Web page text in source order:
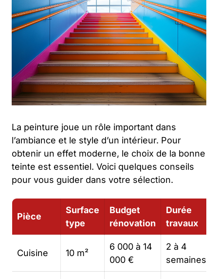
La peinture joue un rôle important dans
l’ambiance et le style d’un intérieur. Pour
obtenir un effet moderne, le choix de la bonne
teinte est essentiel. Voici quelques conseils
pour vous guider dans votre sélection.
Pièce
Surface
type
Budget
rénovation
Durée
travaux
Cuisine 10 m²
6 000 à 14
000 €
2 à 4
semaines